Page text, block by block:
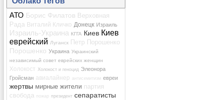
АТО Борис Филатов Верховная
Рада Виталий Кличко Донецк Израиль
Израиль-Украина КГГА Киев Киев
еврейский Луганск Петр Порошенко
Порошенко Украина Украинский
независимый совет еврейских женщин
Холокост Холокост и геноцид Элеонора
Гройсман авиалайнер антисемитизм евреи
жертвы мирные жители партия
свобода пожар президент сепаратисты